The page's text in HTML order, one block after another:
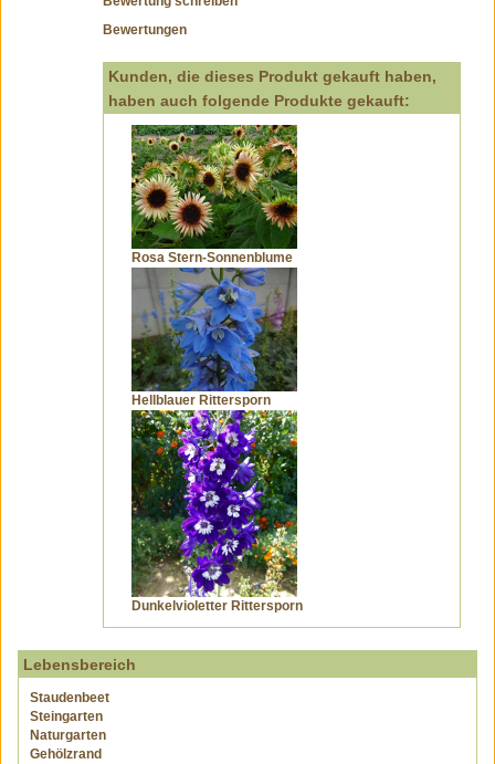
Bewertungen
Kunden, die dieses Produkt gekauft haben,
haben auch folgende Produkte gekauft:
Rosa Stern-Sonnenblume
Hellblauer Rittersporn
Dunkelvioletter Rittersporn
Lebensbereich
Staudenbeet
Steingarten
Naturgarten
Gehölzrand